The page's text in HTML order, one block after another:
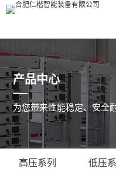
产品中心
为您带来性能稳定、安全
高压系列 低压